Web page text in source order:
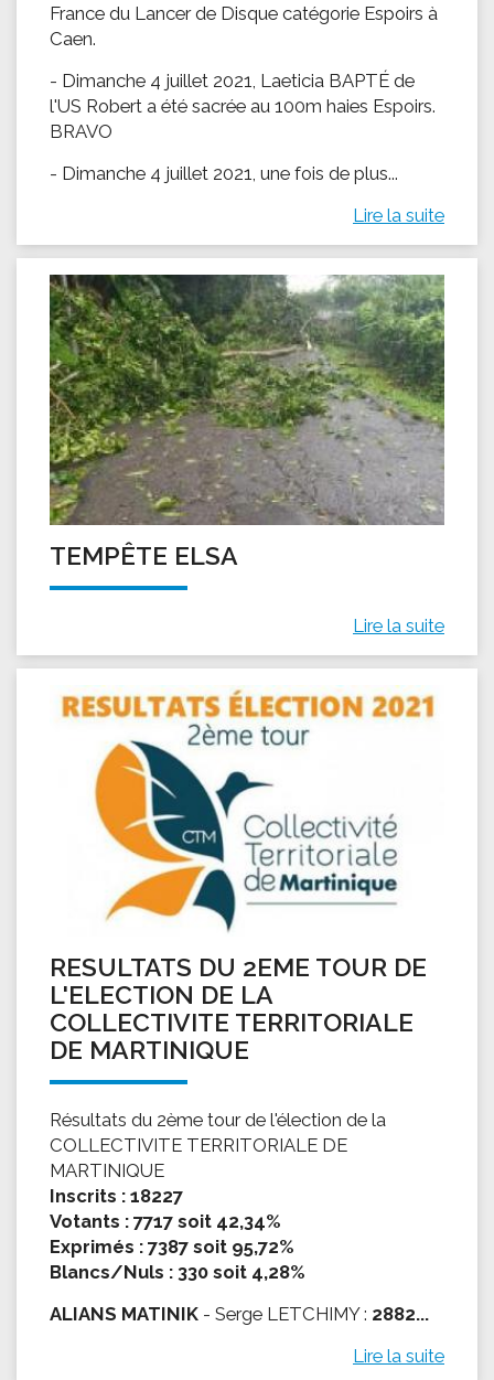
France du Lancer de Disque catégorie Espoirs à
Caen.
- Dimanche 4 juillet 2021, Laeticia BAPTÉ de
l'US Robert a été sacrée au 100m haies Espoirs.
BRAVO
- Dimanche 4 juillet 2021, une fois de plus...
Lire la suite
TEMPÊTE ELSA
Lire la suite
RESULTATS DU 2EME TOUR DE
L'ELECTION DE LA
COLLECTIVITE TERRITORIALE
DE MARTINIQUE
Résultats du 2ème tour de l'élection de la
COLLECTIVITE TERRITORIALE DE
MARTINIQUE
Inscrits : 18227
Votants : 7717 soit 42,34%
Exprimés : 7387 soit 95,72%
Blancs/Nuls : 330 soit 4,28%
ALIANS MATINIK - Serge LETCHIMY : 2882...
Lire la suite